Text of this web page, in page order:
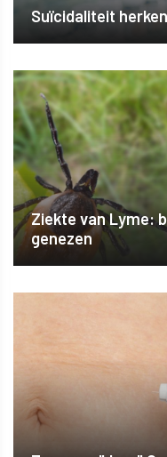
Suïcidaliteit
Ziekte van Lyme:
genezen